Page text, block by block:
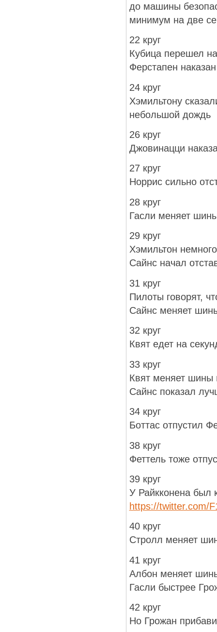
до машины
минимум на две
22 круг
Кубица перешел
Ферстапен
24 круг
Хэмильтону
небольшой дождь
26 круг
Джовинацци
27 круг
Норрис сильно
28 круг
Гасли меняет
29 круг
Хэмильтон
Сайнс начал
31 круг
Пилоты говорят,
Сайнс меняет
32 круг
Квят едет на
33 круг
Квят меняет шины
Сайнс показал
34 круг
Боттас отпустил
38 круг
Феттель тоже
39 круг
У Райкконена был
https://twitter.com/
40 круг
Стролл меняет
41 круг
Албон меняет
Гасли быстрее
42 круг
Но Грожан